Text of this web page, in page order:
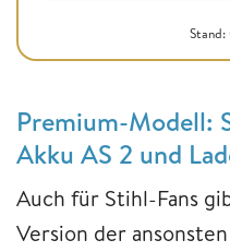
Premium-Modell:
Akku AS 2 und
Auch für Stihl-Fans
Version der